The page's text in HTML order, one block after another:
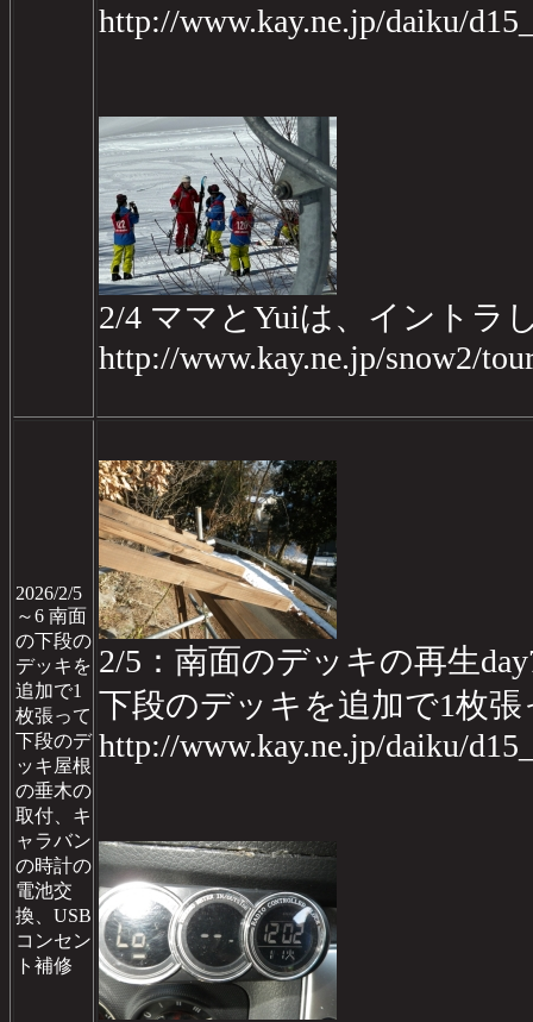
http://www.kay.ne.jp/daiku/
2/4 ママとYuiは、イントラ
http://www.kay.ne.jp/snow2/
2026/2/5
～6 南面
の下段の
デッキを
追加で1
枚張って
下段のデ
ッキ屋根
の垂木の
取付、キ
ャラバン
の時計の
電池交
換、USB
コンセン
ト補修
2/5：南面のデッキの再生
下段のデッキを追加で1枚
http://www.kay.ne.jp/daiku/